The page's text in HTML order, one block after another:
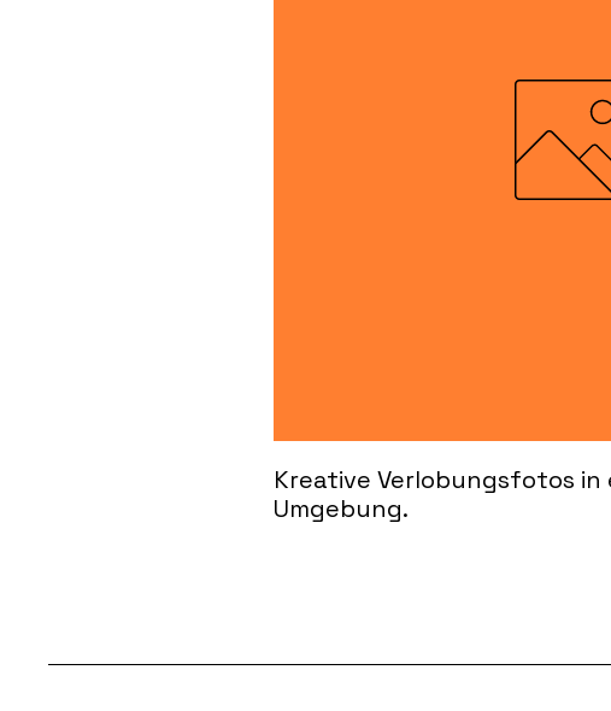
Kreative Verlobungsfotos in
Umgebung.